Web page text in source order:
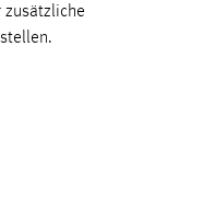
zusätzliche